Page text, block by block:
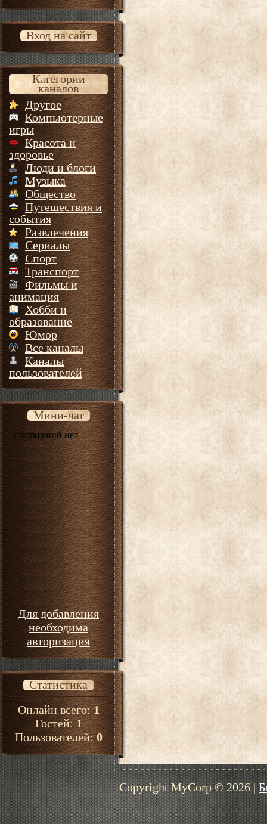
Вход на сайт
Категории
каналов
Другое
Компьютерные
игры
Красота и
здоровье
Люди и блоги
Музыка
Общество
Путешествия и
события
Развлечения
Сериалы
Спорт
Транспорт
Фильмы и
анимация
Хобби и
образование
Юмор
Все каналы
Каналы
пользователей
Мини-чат
Для добавления
необходима
авторизация
Статистика
Онлайн всего:1
Гостей:1
Пользователей:0
Copyright MyCorp © 2026|